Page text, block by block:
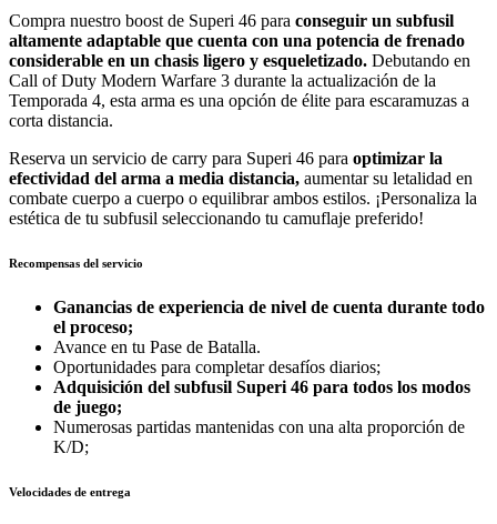
Compra nuestro boost de Superi 46 para conseguir un subfusil
altamente adaptable que cuenta con una potencia de frenado
considerable en un chasis ligero y esqueletizado. Debutando en
Call of Duty Modern Warfare 3 durante la actualización de la
Temporada 4, esta arma es una opción de élite para escaramuzas a
corta distancia.
Reserva un servicio de carry para Superi 46 para optimizar la
efectividad del arma a media distancia, aumentar su letalidad en
combate cuerpo a cuerpo o equilibrar ambos estilos. ¡Personaliza la
estética de tu subfusil seleccionando tu camuflaje preferido!
Recompensas del servicio
Ganancias de experiencia de nivel de cuenta durante todo
el proceso;
Avance en tu Pase de Batalla.
Oportunidades para completar desafíos diarios;
Adquisición del subfusil Superi 46 para todos los modos
de juego;
Numerosas partidas mantenidas con una alta proporción de
K/D;
Velocidades de entrega